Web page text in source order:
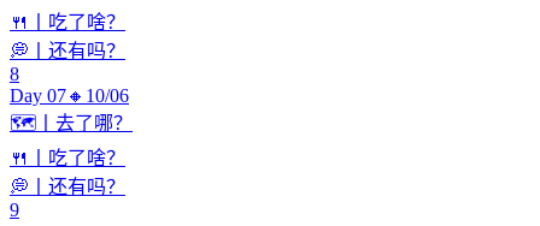
🍴丨吃了啥？
💭丨还有吗？
8
Day 07🔸10/06
🗺️丨去了哪？
🍴丨吃了啥？
💭丨还有吗？
9